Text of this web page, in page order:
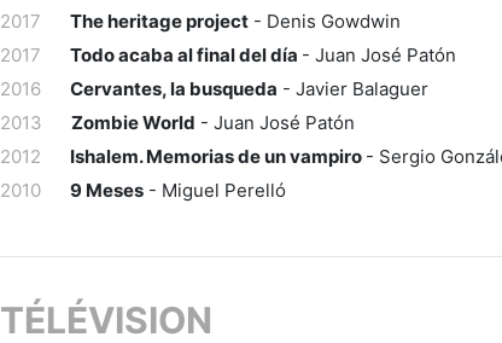
2017 The heritage project - Denis Gowdwin
2017
Todo acaba al final del día - Juan José Patón
2016
Cervantes, la busqueda - Javier Balaguer
2013
Zombie World - Juan José Patón
2012
Ishalem. Memorias de un vampiro - Sergio
2010
9 Meses - Miguel Perelló
TÉLÉVISION